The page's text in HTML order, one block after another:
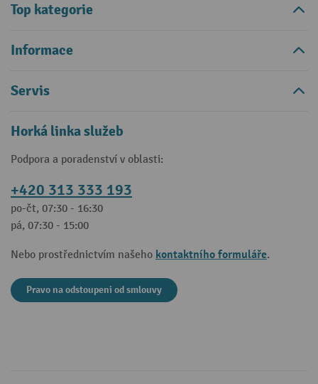
Top kategorie
Informace
Servis
Horká linka služeb
Podpora a poradenství v oblasti:
+420 313 333 193
po-čt, 07:30 - 16:30
pá, 07:30 - 15:00
Nebo prostřednictvím našeho kontaktního formuláře.
Pravo na odstoupeni od smlouvy